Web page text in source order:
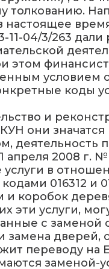
толкованию.
11-04/3/263
условием
коды
и
они
2008 г. №
в
016312 и
коробок
эти услуги,
с
замена
переводу на